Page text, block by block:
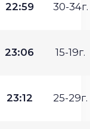
22:59 30-34г.
23:06 15-19г.
23:12 25-29г.